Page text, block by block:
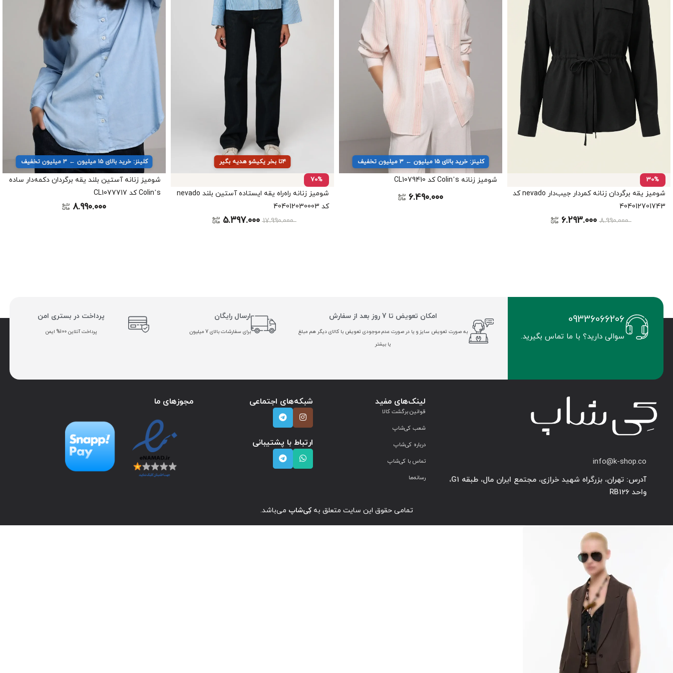
30%
شومیز یقه برگردان زنانه کمردار جیب‌دار nevado کد
404012701743
8.990.000
6.293.000
کلینز: خرید بالای ۱۵ میلیون ← ۳ میلیون تخفیف
شومیز زنانه Colin’s کد CL1079410
6.490.000
۴تا بخر یکیشو هدیه بگیر
70%
شومیز زنانه راه‌راه یقه ایستاده آستین بلند nevado
کد 404012030003
17.990.000
5.397.000
کلینز: خرید بالای ۱۵ میلیون ← ۳ میلیون تخفیف
شومیز زنانه آستین بلند یقه برگردان دکمه‌دار ساده
Colin’s کد CL1077717
8.990.000
09336066206
سوالی دارید؟ با ما تماس بگیرید.
امکان تعویض تا 7 روز بعد از سفارش
به صورت تعویض سایز و یا در صورت عدم موجودی تعویض با کالای دیگر هم مبلغ
یا بیشتر
ارسال رایگان
برای سفارشات بالای 7 میلیون
پرداخت در بستری امن
پرداخت آنلاین 100% ایمن
info@k-shop.co
آدرس: تهران، بزرگراه شهید خرازی، مجتمع ایران مال، طبقه G1،
واحد RB126
لینک‌های مفید
قوانین برگشت کالا
شعب کی‌شاپ
درباره کی‌شاپ
تماس با کی‌شاپ
رسانه‌ها
شبکه‌های اجتماعی
ارتباط با پشتیبانی
مجوزهای ما
تمامی حقوق این سایت متعلق بهکِی‌شاپ می‌باشد.